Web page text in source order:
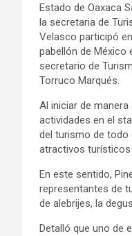
Estado de Oaxaca
la secretaria de
Velasco participó
pabellón de México
secretario de
Torruco Marqués.
Al iniciar de
actividades en el
del turismo de todo
atractivos turísticos
En este sentido,
representantes de
de alebrijes, la
Detalló que uno de